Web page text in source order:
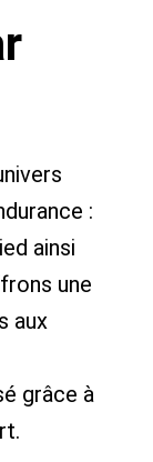
:
ainsi
une
aux
grâce à